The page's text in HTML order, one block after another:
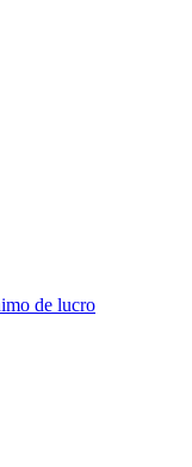
de lucro